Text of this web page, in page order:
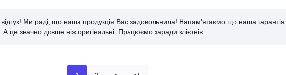
Ми раді, що наша продукція Вас задовольнила! Напам'ятаємо що наша гарантія
це значно довше ніж оригінальні. Працюємо заради клієтнів.